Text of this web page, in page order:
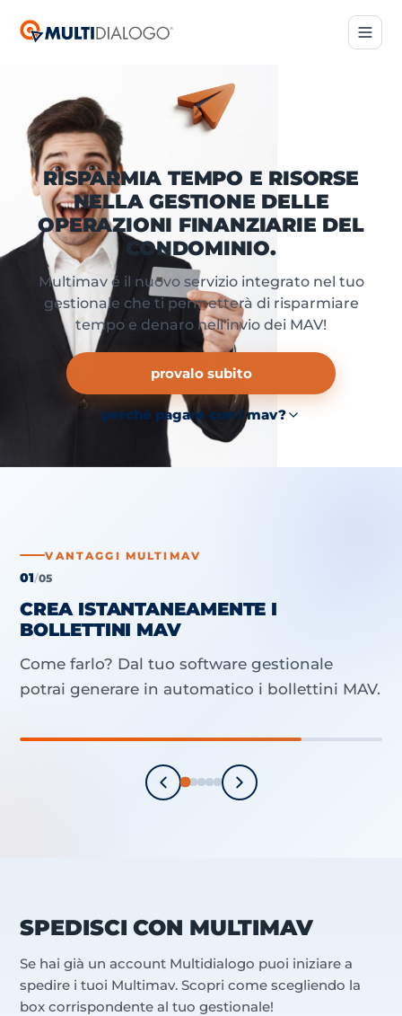
RISPARMIA TEMPO E RISORSE
NELLA GESTIONE DELLE
OPERAZIONI FINANZIARIE DEL
CONDOMINIO.
Multimav é il nuovo servizio integrato nel tuo
gestionale che ti permetterà di risparmiare
tempo e denaro nell'invio dei MAV!
provalo subito
perchè pagare con i mav?
VANTAGGI MULTIMAV
01/05
CREA ISTANTANEAMENTE I
BOLLETTINI MAV
Come farlo? Dal tuo software gestionale
potrai generare in automatico i bollettini MAV.
SPEDISCI CON MULTIMAV
Se hai già un account Multidialogo puoi iniziare a
spedire i tuoi Multimav. Scopri come scegliendo la
box corrispondente al tuo gestionale!